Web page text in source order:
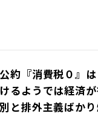
約『消費税０』
るようでは経済
と排外主義ばかり